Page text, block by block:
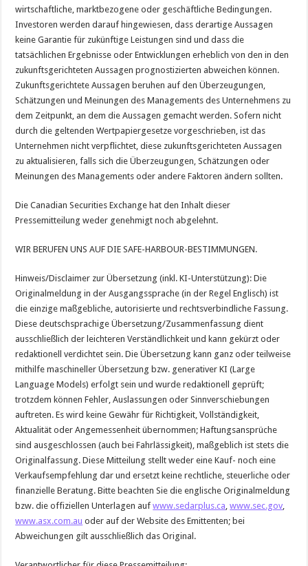
wirtschaftliche, marktbezogene oder geschäftliche Bedingungen.
Investoren werden darauf hingewiesen, dass derartige Aussagen
keine Garantie für zukünftige Leistungen sind und dass die
tatsächlichen Ergebnisse oder Entwicklungen erheblich von den in den
zukunftsgerichteten Aussagen prognostizierten abweichen können.
Zukunftsgerichtete Aussagen beruhen auf den Überzeugungen,
Schätzungen und Meinungen des Managements des Unternehmens zu
dem Zeitpunkt, an dem die Aussagen gemacht werden. Sofern nicht
durch die geltenden Wertpapiergesetze vorgeschrieben, ist das
Unternehmen nicht verpflichtet, diese zukunftsgerichteten Aussagen
zu aktualisieren, falls sich die Überzeugungen, Schätzungen oder
Meinungen des Managements oder andere Faktoren ändern sollten.
Die Canadian Securities Exchange hat den Inhalt dieser
Pressemitteilung weder genehmigt noch abgelehnt.
WIR BERUFEN UNS AUF DIE SAFE-HARBOUR-BESTIMMUNGEN.
Hinweis/Disclaimer zur Übersetzung (inkl. KI-Unterstützung): Die
Originalmeldung in der Ausgangssprache (in der Regel Englisch) ist
die einzige maßgebliche, autorisierte und rechtsverbindliche Fassung.
Diese deutschsprachige Übersetzung/Zusammenfassung dient
ausschließlich der leichteren Verständlichkeit und kann gekürzt oder
redaktionell verdichtet sein. Die Übersetzung kann ganz oder teilweise
mithilfe maschineller Übersetzung bzw. generativer KI (Large
Language Models) erfolgt sein und wurde redaktionell geprüft;
trotzdem können Fehler, Auslassungen oder Sinnverschiebungen
auftreten. Es wird keine Gewähr für Richtigkeit, Vollständigkeit,
Aktualität oder Angemessenheit übernommen; Haftungsansprüche
sind ausgeschlossen (auch bei Fahrlässigkeit), maßgeblich ist stets die
Originalfassung. Diese Mitteilung stellt weder eine Kauf- noch eine
Verkaufsempfehlung dar und ersetzt keine rechtliche, steuerliche oder
finanzielle Beratung. Bitte beachten Sie die englische Originalmeldung
bzw. die offiziellen Unterlagen aufwww.sedarplus.ca ,www.sec.gov
www.asx.com.au oder auf der Website des Emittenten; bei
Abweichungen gilt ausschließlich das Original.